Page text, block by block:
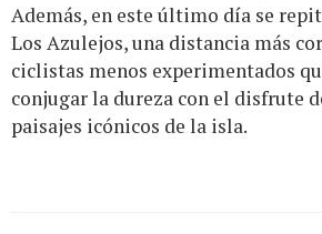
Además, en este último día se
Los Azulejos, una distancia más
ciclistas menos experimentados
conjugar la dureza con el disfrute
paisajes icónicos de la isla.